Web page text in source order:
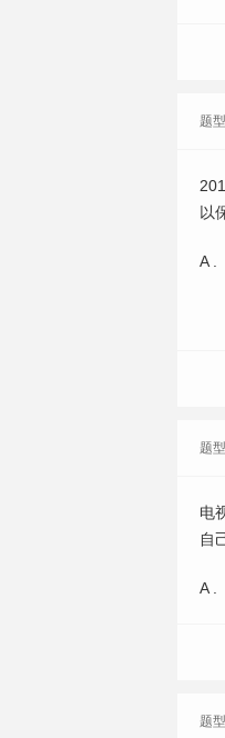
题
以
A .
题
电
自
A .
题